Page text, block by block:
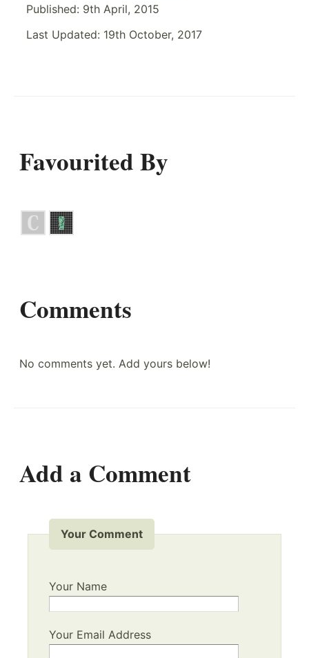
Published: 9th April, 2015
Last Updated: 19th October, 2017
Favourited By
Comments
No comments yet. Add yours below!
Add a Comment
Your Comment
Your Name
Your Email Address